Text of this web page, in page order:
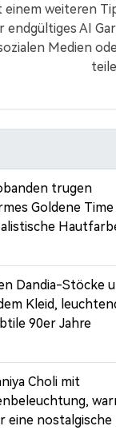
einem weiteren
endgültiges AI
Medien
trugen
Goldene Time
Dandia-Stöcke
Kleid,
90er Jahre
Choli mit
eine nostalgische